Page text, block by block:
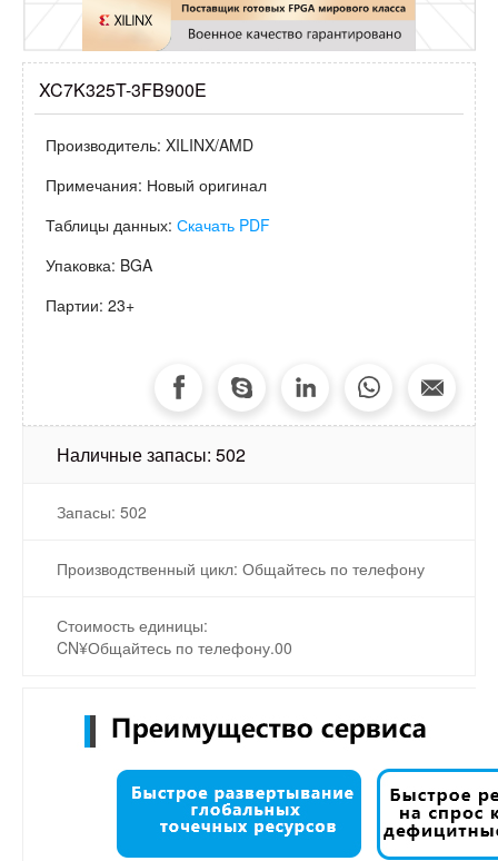
XC7K325T-3FB900E
Производитель: XILINX/AMD
Примечания: Новый оригинал
Таблицы данных: Скачать PDF
Упаковка: BGA
Партии: 23+
Наличные запасы: 502
Запасы: 502
Производственный цикл: Общайтесь по телефону
Стоимость единицы:
CN¥Общайтесь по телефону.00